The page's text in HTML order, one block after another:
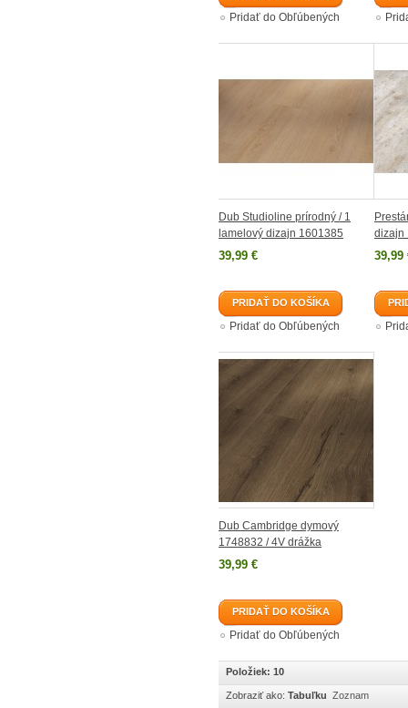
Pridať do Obľúbených
Dub Studioline prírodný / 1
lamelový dizajn 1601385
39,99 €
PRIDAŤ DO KOŠÍKA
Pridať do Obľúbených
dizajn
39,99
Dub Cambridge dymový
1748832 / 4V drážka
39,99 €
PRIDAŤ DO KOŠÍKA
Pridať do Obľúbených
Položiek: 10
Zobraziť ako: Tabuľku Zoznam